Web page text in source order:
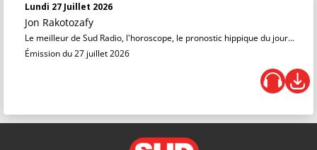
Lundi 27 Juillet 2026
Jon Rakotozafy
Le meilleur de Sud Radio, l'horoscope, le pronostic hippique du jour...
Émission du 27 juillet 2026